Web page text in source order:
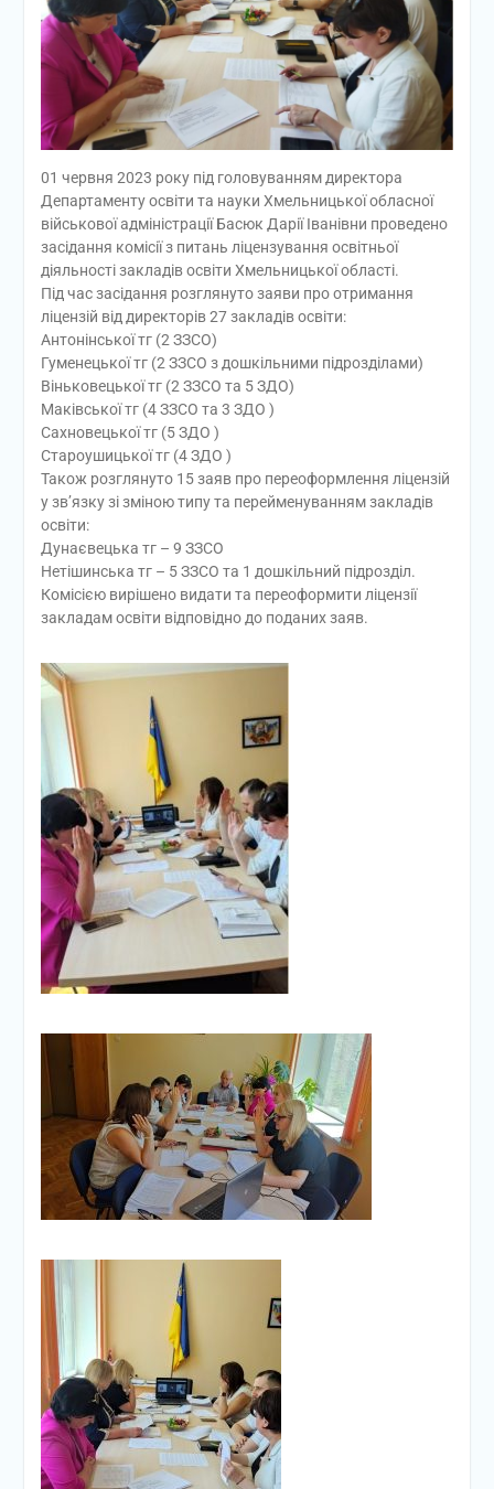
01 червня 2023 року під головуванням директора
Департаменту освіти та науки Хмельницької обласної
військової адміністрації Басюк Дарії Іванівни проведено
засідання комісії з питань ліцензування освітньої
діяльності закладів освіти Хмельницької області.
Під час засідання розглянуто заяви про отримання
ліцензій від директорів 27 закладів освіти:
Антонінської тг (2 ЗЗСО)
Гуменецької тг (2 ЗЗСО з дошкільними підрозділами)
Віньковецької тг (2 ЗЗСО та 5 ЗДО)
Маківської тг (4 ЗЗСО та 3 ЗДО )
Сахновецької тг (5 ЗДО )
Староушицької тг (4 ЗДО )
Також розглянуто 15 заяв про переоформлення ліцензій
у зв’язку зі зміною типу та перейменуванням закладів
освіти:
Дунаєвецька тг – 9 ЗЗСО
Нетішинська тг – 5 ЗЗСО та 1 дошкільний підрозділ.
Комісією вирішено видати та переоформити ліцензії
закладам освіти відповідно до поданих заяв.